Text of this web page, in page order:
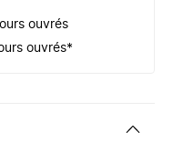
ouvrés
ouvrés*